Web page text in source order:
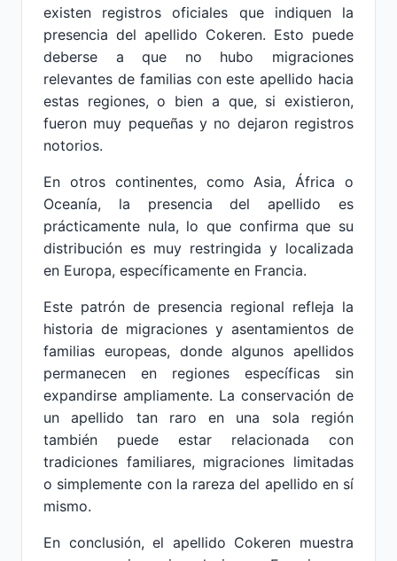
existen registros oficiales que indiquen la
presencia del apellido Cokeren. Esto puede
deberse a que no hubo migraciones
relevantes de familias con este apellido hacia
estas regiones, o bien a que, si existieron,
fueron muy pequeñas y no dejaron registros
notorios.
En otros continentes, como Asia, África o
Oceanía, la presencia del apellido es
prácticamente nula, lo que confirma que su
distribución es muy restringida y localizada
en Europa, específicamente en Francia.
Este patrón de presencia regional refleja la
historia de migraciones y asentamientos de
familias europeas, donde algunos apellidos
permanecen en regiones específicas sin
expandirse ampliamente. La conservación de
un apellido tan raro en una sola región
también puede estar relacionada con
tradiciones familiares, migraciones limitadas
o simplemente con la rareza del apellido en sí
mismo.
En conclusión, el apellido Cokeren muestra